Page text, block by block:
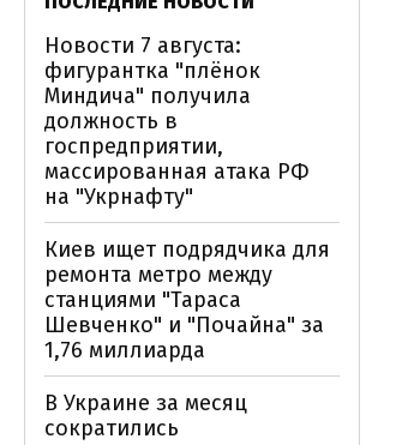
Новости 7 августа:
фигурантка "плёнок
Миндича" получила
должность в
госпредприятии,
массированная атака РФ
на "Укрнафту"
Киев ищет подрядчика для
ремонта метро между
станциями "Тараса
Шевченко" и "Почайна" за
1,76 миллиарда
В Украине за месяц
сократились